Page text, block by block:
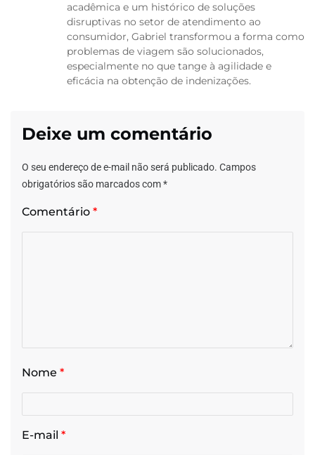
acadêmica e um histórico de soluções
disruptivas no setor de atendimento ao
consumidor, Gabriel transformou a forma como
problemas de viagem são solucionados,
especialmente no que tange à agilidade e
eficácia na obtenção de indenizações.
Deixe um comentário
O seu endereço de e-mail não será publicado. Campos
obrigatórios são marcados com*
Comentário *
Nome *
E-mail *